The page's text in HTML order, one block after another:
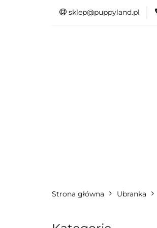
sklep@puppyland.pl
Strona główna Ubranka